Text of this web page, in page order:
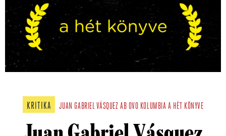
KRITIKA JUAN GABRIEL VÁSQUEZ AB OVO KOLUMBIA A HÉT KÖNYVE